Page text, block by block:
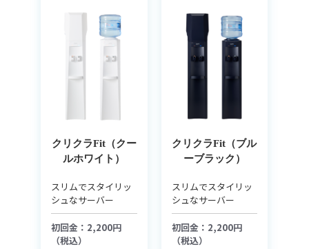
クリクラFit（クー
ルホワイト）
スリムでスタイリッ
シュなサーバー
初回金：2,200円
（税込）
クリクラFit（ブル
ーブラック）
スリムでスタイリッ
シュなサーバー
初回金：2,200円
（税込）